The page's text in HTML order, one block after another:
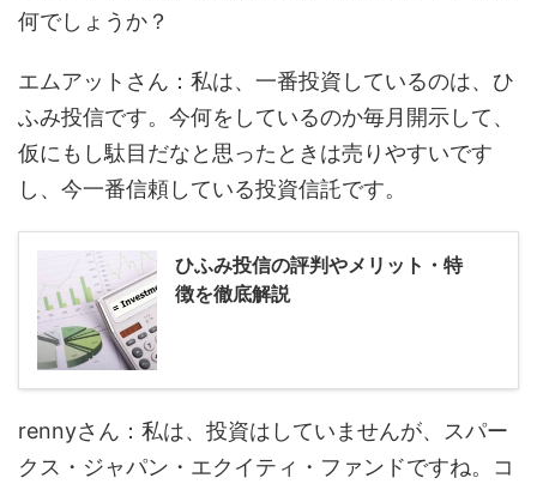
何でしょうか？
エムアットさん：私は、一番投資しているのは、ひ
ふみ投信です。今何をしているのか毎月開示して、
仮にもし駄目だなと思ったときは売りやすいです
し、今一番信頼している投資信託です。
ひふみ投信の評判やメリット・特
徴を徹底解説
rennyさん：私は、投資はしていませんが、スパー
クス・ジャパン・エクイティ・ファンドですね。コ